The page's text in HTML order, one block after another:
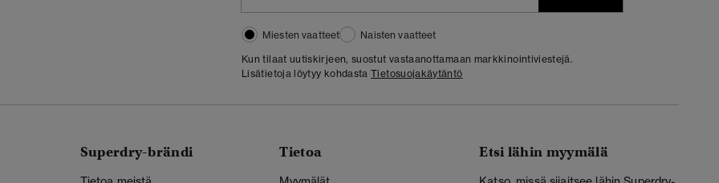
Miesten vaatteet
Naisten vaatteet
Kun tilaat uutiskirjeen, suostut vastaanottamaan markkinointiviestejä.
Lisätietoja löytyy kohdastaTietosuojakäytäntö
Superdry-brändi Tietoa Etsi lähin myymälä